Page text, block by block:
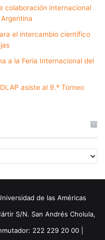
colaboración internacional
el intercambio científico
a la Feria Internacional del
asiste al 9.º Torneo
de las Américas
S/N. San Andrés Cholula,
222 229 20 00 |